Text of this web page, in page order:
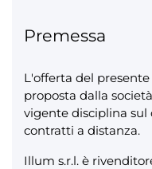
Premessa
L'offerta del
proposta dalla
vigente disciplina
contratti a distanza.
Illum s.r.l. è